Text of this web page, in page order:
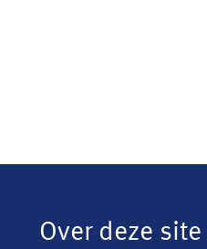
Over deze site